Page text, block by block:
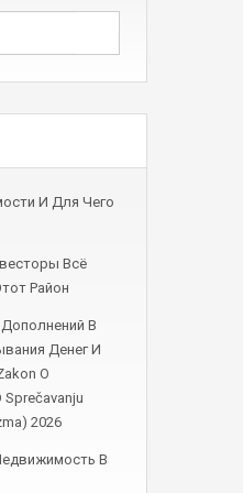
И Для Чего
Всё
Район
В
Денег И
O
Sprečavanju
2026
В